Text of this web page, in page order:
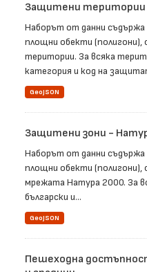
Защитени територии
Наборът от данни
площни обекти
територии. За всяка
категория и код на
GeoJSON
Защитени зони -
Наборът от данни
площни обекти
мрежата Натура 2000. За
български и...
GeoJSON
Пешеходна